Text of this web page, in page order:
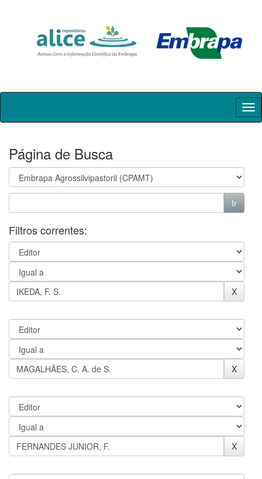
Skip
Página de Busca
Filtros correntes: